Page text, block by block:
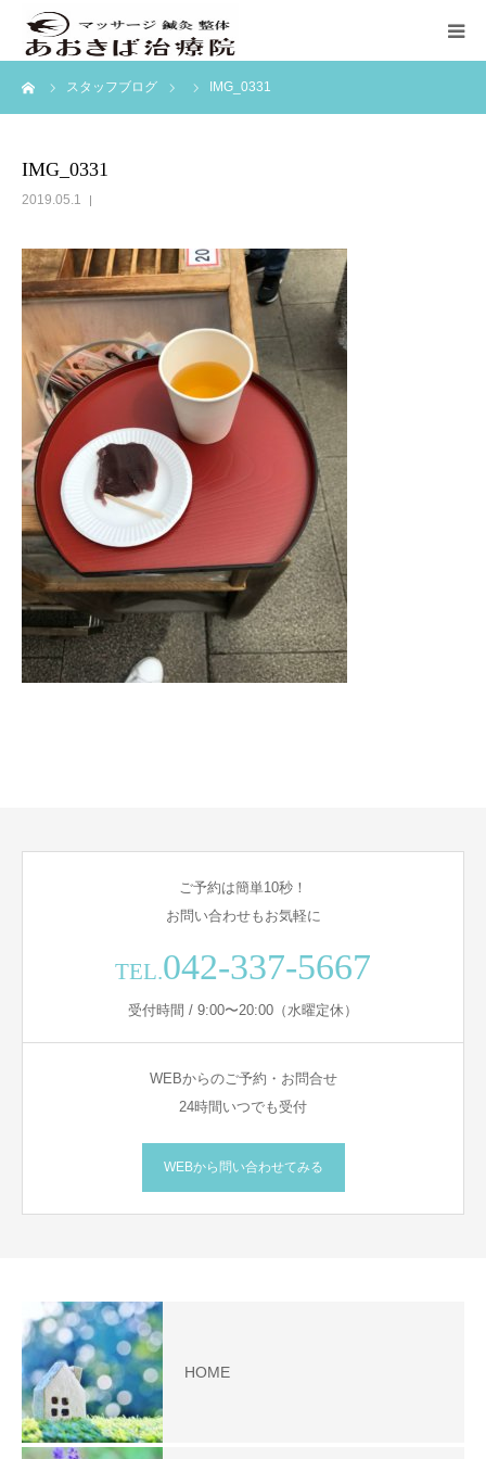
スタッフブログ IMG_0331
IMG_0331
2019.05.1
ご予約は簡単10秒！
お問い合わせもお気軽に
TEL.042-337-5667
受付時間 / 9:00〜20:00（水曜定休）
WEBからのご予約・お問合せ
24時間いつでも受付
WEBから問い合わせてみる
HOME
ホーム
訪問マッサージ
ブログ
アクセス